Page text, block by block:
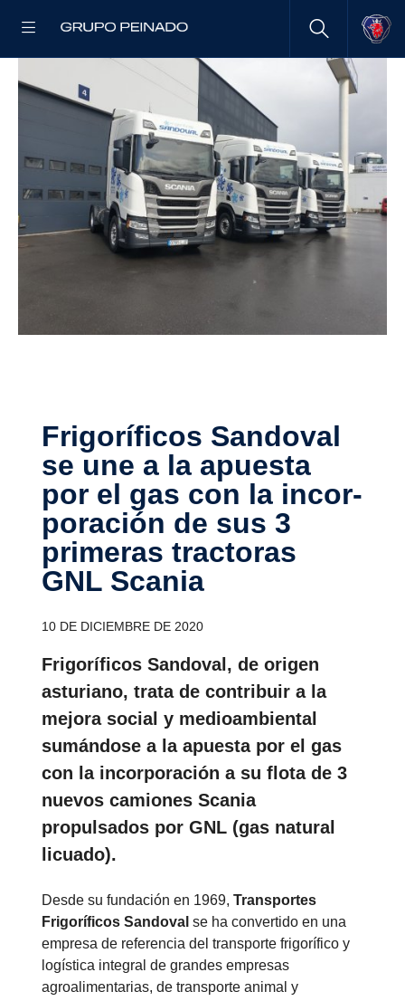
Frigo­rí­ficos Sandoval
se une a la apuesta
por el gas con la incor­
po­ra­ción de sus 3
primeras tractoras
GNL Scania
10 DE DICIEMBRE DE 2020
Frigoríficos Sandoval, de origen
asturiano, trata de contribuir a la
mejora social y medioambiental
sumándose a la apuesta por el gas
con la incorporación a su flota de 3
nuevos camiones Scania
propulsados por GNL (gas natural
licuado).
Desde su fundación en 1969, Transportes
Frigoríficos Sandoval se ha convertido en una
empresa de referencia del transporte frigorífico y
logística integral de grandes empresas
agroalimentarias, de transporte animal y